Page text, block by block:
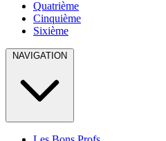
Quatrième
Cinquième
Sixième
NAVIGATION